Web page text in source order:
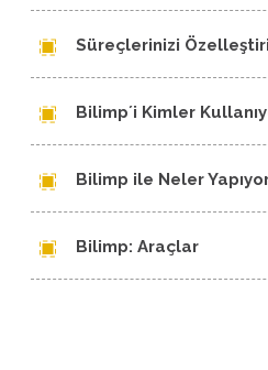
Süreçlerinizi
Bilimp´i Kimler
Bilimp ile Neler
Bilimp: Araçlar